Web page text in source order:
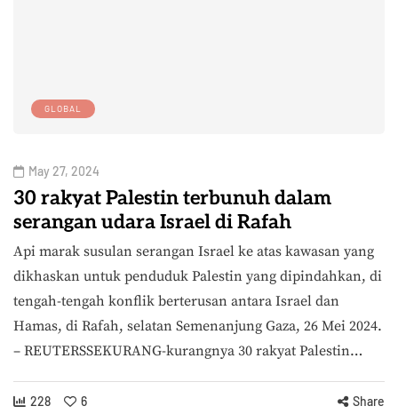
GLOBAL
May 27, 2024
30 rakyat Palestin terbunuh dalam
serangan udara Israel di Rafah
Api marak susulan serangan Israel ke atas kawasan yang
dikhaskan untuk penduduk Palestin yang dipindahkan, di
tengah-tengah konflik berterusan antara Israel dan
Hamas, di Rafah, selatan Semenanjung Gaza, 26 Mei 2024.
– REUTERSSEKURANG-kurangnya 30 rakyat Palestin…
228 6 Share